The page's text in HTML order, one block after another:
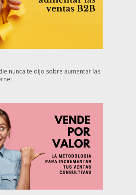
nunca te dijo sobre aumentar las